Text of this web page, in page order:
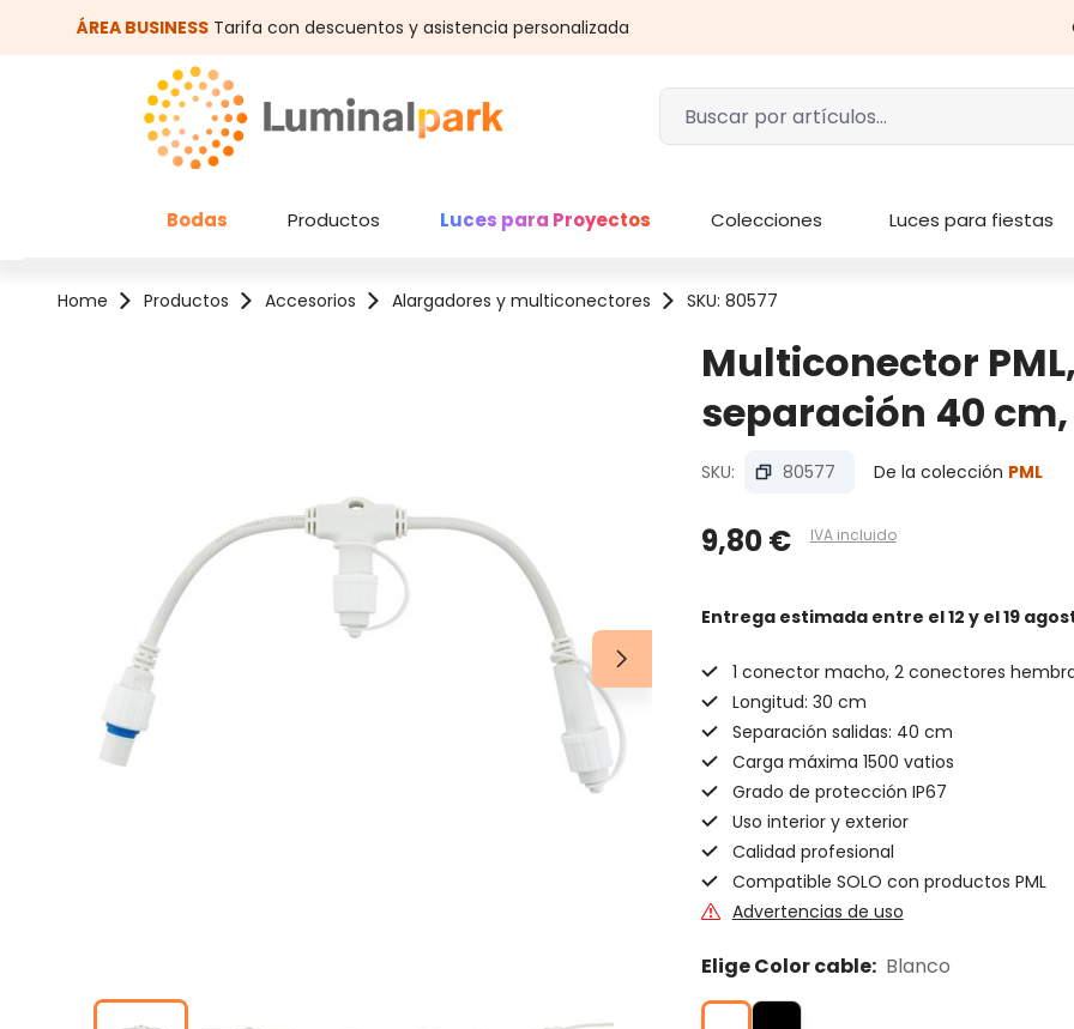
al contenido principal
Saltar a la búsqueda
ÁREA BUSINESS Tarifa con descuentos y asistencia personalizada
Bodas Productos Luces para Proyectos Colecciones Luces para fiestas
Home Productos Accesorios Alargadores y multiconectores SKU: 80577
Multiconector
separación 40
SKU: 80577 De la colección PML
9,80 € IVA incluido
Entrega estimada entre el 12 y el 19
1 conector macho, 2 conectores
Longitud: 30 cm
Separación salidas: 40 cm
Carga máxima 1500 vatios
Grado de protección IP67
Uso interior y exterior
Calidad profesional
Compatible SOLO con productos PML
Advertencias de uso
Elige Color cable: Blanco